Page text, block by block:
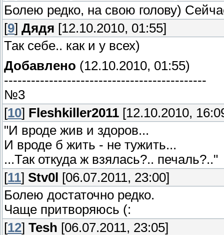
Болею редко, на свою голову)
[9] Дядя [12.10.2010, 01:55]
Так себе.. как и у всех)
Добавлено (12.10.2010, 01:55)
---------------------------------------------
№3
[10] Fleshkiller2011 [12.10.2010,
"И вроде жив и здоров...
И вроде б жить - не тужить...
...Так откуда ж взялась?.. печаль?.."
[11] Stv0l
[06.07.2011, 23:00]
Болею достаточно редко.
Чаще притворяюсь (:
[12] Tesh [06.07.2011, 23:05]